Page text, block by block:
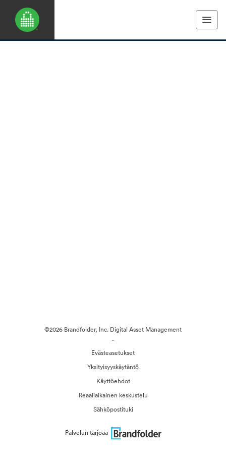
©2026 Brandfolder, Inc. Digital Asset Management
·
Evästeasetukset
Yksityisyyskäytäntö
Käyttöehdot
Reaaliaikainen keskustelu
Sähköpostituki
Palvelun tarjoaa